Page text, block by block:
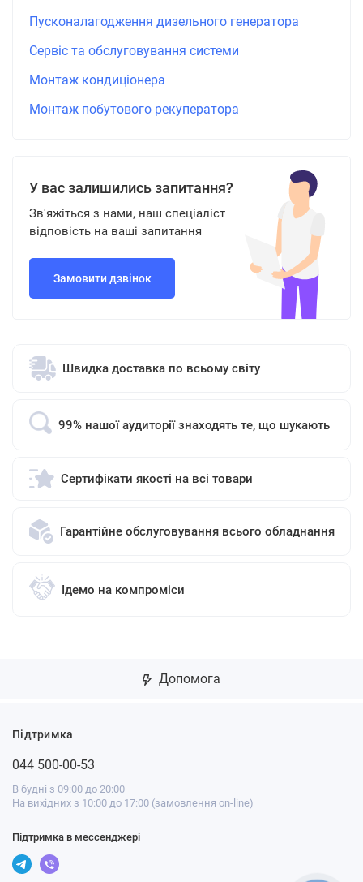
Пусконалагодження дизельного генератора
Сервіс та обслуговування системи
Монтаж кондиціонера
Монтаж побутового рекуператора
У вас залишились запитання?
Зв'яжіться з нами, наш спеціаліст
відповість на ваші запитання
Замовити дзвінок
Швидка доставка по всьому світу
99% нашої аудиторії знаходять те, що шукають
Сертифікати якості на всі товари
Гарантійне обслуговування всього обладнання
Ідемо на компроміси
Допомога
Підтримка
044 500-00-53
В будні з 09:00 до 20:00
На вихідних з 10:00 до 17:00 (замовлення on-line)
Підтримка в мессенджері